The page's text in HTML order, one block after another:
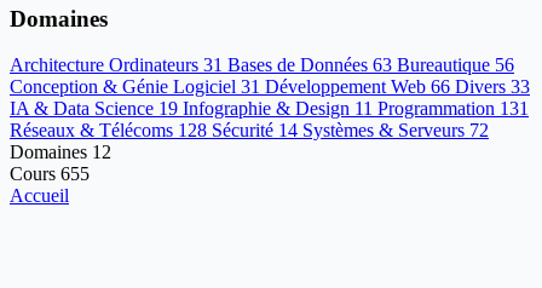
Domaines
Architecture Ordinateurs 31 Bases de Données 63 Bureautique 56
Conception & Génie Logiciel 31 Développement Web 66 Divers 33
IA & Data Science 19 Infographie & Design 11 Programmation 131
Réseaux & Télécoms 128 Sécurité 14 Systèmes & Serveurs 72
Domaines 12
Cours 655
Accueil